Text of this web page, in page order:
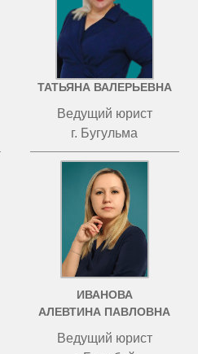
ЧИСТОВА
ТАТЬЯНА ВАЛЕРЬЕВНА
Ведущий юрист
г. Бугульма
ИВАНОВА
АЛЕВТИНА ПАВЛОВНА
Ведущий юрист